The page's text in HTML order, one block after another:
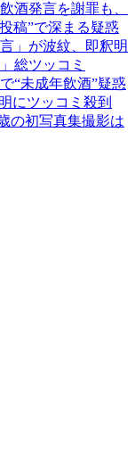
酒発言を謝罪も、
稿”で深まる疑惑
」が波紋、即釈明
総ツッコミ
“未成年飲酒”疑惑
にツッコミ殺到
の初写真集撮影は